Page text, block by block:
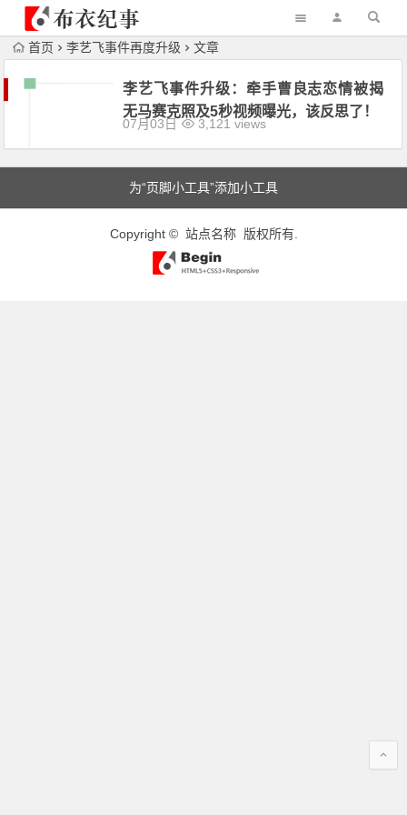
首页 李艺飞事件再度升级 文章
李艺飞事件升级：牵手曹良志恋情被揭
无马赛克照及5秒视频曝光，该反思了！
07月03日 3,121 views
为“页脚小工具”添加小工具
Copyright © 站点名称 版权所有.